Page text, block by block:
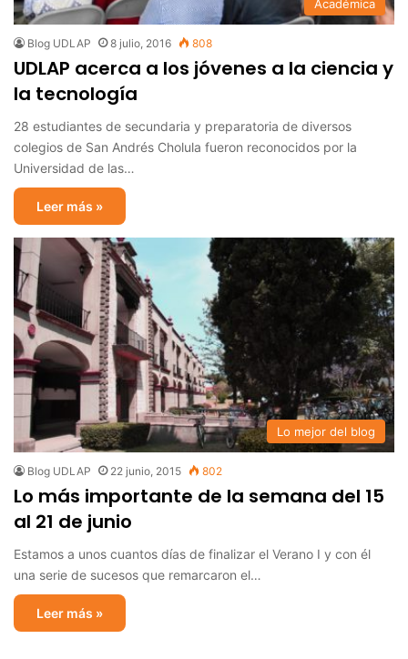
Académica
Blog UDLAP 8 julio, 2016 808
UDLAP acerca a los jóvenes a la ciencia y
la tecnología
28 estudiantes de secundaria y preparatoria de diversos
colegios de San Andrés Cholula fueron reconocidos por la
Universidad de las…
Leer más »
Lo mejor del blog
Blog UDLAP 22 junio, 2015 802
Lo más importante de la semana del 15
al 21 de junio
Estamos a unos cuantos días de finalizar el Verano I y con él
una serie de sucesos que remarcaron el…
Leer más »